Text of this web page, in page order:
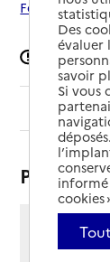
Ferrand
Signaler
Sommaire
11 rue
Des
évaluer
savoir
Si vous
cookies